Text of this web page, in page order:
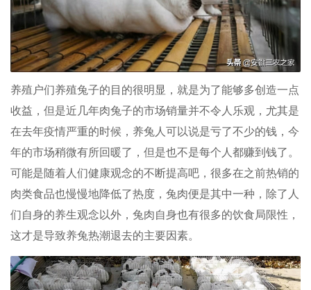
养殖户们养殖兔子的目的很明显，就是为了能够多创造一点
收益，但是近几年肉兔子的市场销量并不令人乐观，尤其是
在去年疫情严重的时候，养兔人可以说是亏了不少的钱，今
年的市场稍微有所回暖了，但是也不是每个人都赚到钱了。
可能是随着人们健康观念的不断提高吧，很多在之前热销的
肉类食品也慢慢地降低了热度，兔肉便是其中一种，除了人
们自身的养生观念以外，兔肉自身也有很多的饮食局限性，
这才是导致养兔热潮退去的主要因素。